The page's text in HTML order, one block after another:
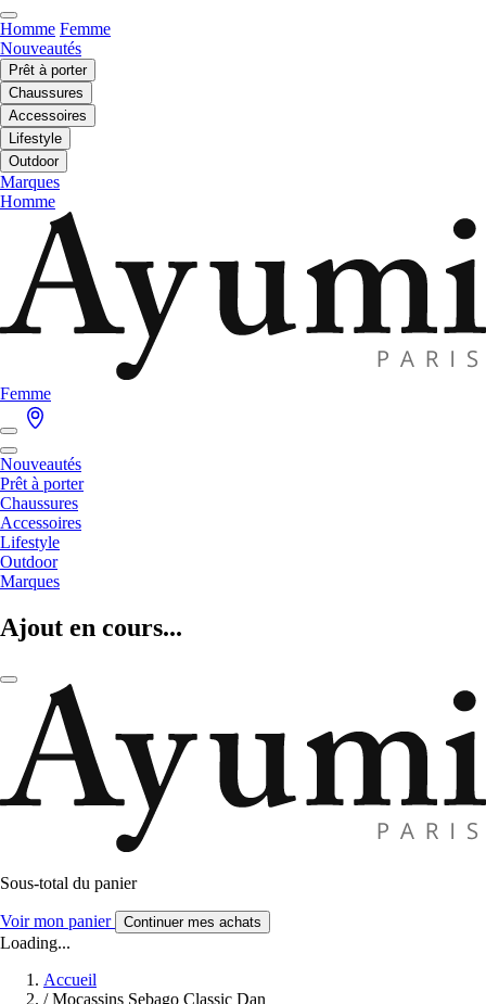
Homme Femme
Nouveautés
Prêt à porter
Chaussures
Accessoires
Lifestyle
Outdoor
Marques
Homme
Femme
Nouveautés
Prêt à porter
Chaussures
Accessoires
Lifestyle
Outdoor
Marques
Ajout en cours...
Sous-total du panier
Voir mon panier Continuer mes achats
Loading...
Accueil
/ Mocassins Sebago Classic Dan